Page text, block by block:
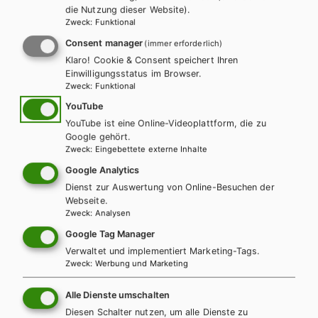
LEHRERSERVICE
Karin Ritz
+ 43 1 403 77 77 70
karin.ritz@hpt.at
LEHRERSERVICE
Elisabeth Gettinger
+ 43 1 403 77 77 164
elisabeth.gettinger@hpt.at
die Nutzung dieser Website).
Zweck: Funktional
Consent manager (immer erforderlich)
Klaro! Cookie & Consent speichert Ihren
Einwilligungsstatus im Browser.
Zweck: Funktional
YouTube
YouTube ist eine Online-Videoplattform, die zu
Google gehört.
Zweck: Eingebettete externe Inhalte
Google Analytics
Dienst zur Auswertung von Online-Besuchen der
Webseite.
Zweck: Analysen
Google Tag Manager
Verwaltet und implementiert Marketing-Tags.
Zweck: Werbung und Marketing
Alle Dienste umschalten
Diesen Schalter nutzen, um alle Dienste zu